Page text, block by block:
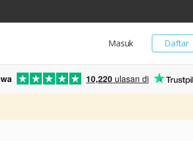
Daftar
Masuk
10,220 ulasan di